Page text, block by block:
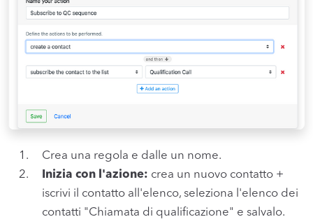
Crea una regola e dalle un nome.
Inizia con l'azione: crea un nuovo contatto +
iscrivi il contatto all'elenco, seleziona l'elenco dei
contatti "Chiamata di qualificazione" e salvalo.